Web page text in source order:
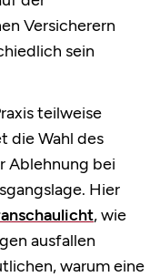
Versicherern
sein
teilweise
die Wahl des
Ablehnung bei
Hier
, wie
ausfallen
warum eine